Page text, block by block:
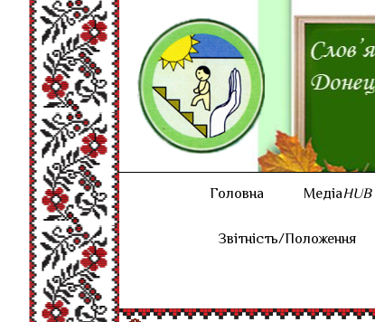
Головна МедіаHUB
Звітність/Положення